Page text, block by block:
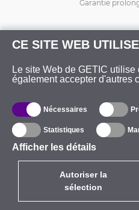
CE SITE WEB
Le site Web de GETIC
également accepter d'autres
Nécessaires
Statistiques
Afficher les détails
Autoriser la
sélection
Garantie